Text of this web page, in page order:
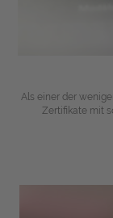
Als einer der
Zertifikate mit